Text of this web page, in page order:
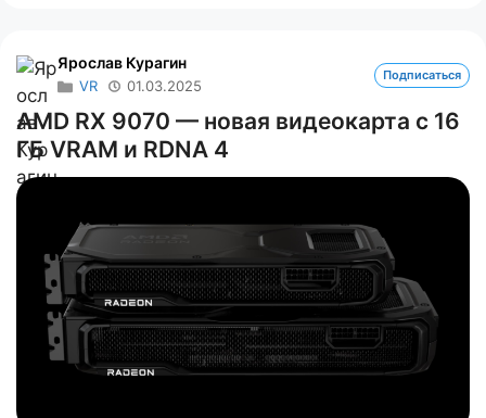
Ярослав Курагин
VR 01.03.2025
Подписаться
AMD RX 9070 — новая видеокарта с 16
ГБ VRAM и RDNA 4